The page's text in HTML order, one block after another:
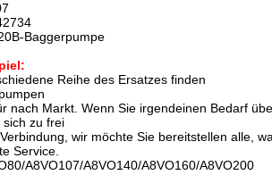
Baggerpumpe
Reihe des Ersatzes finden
nach Markt. Wenn Sie irgendeinen Bedarf
sich zu frei
wir möchte Sie bereitstellen alle,
Service.
A8VO107/A8VO140/A8VO160/A8VO200